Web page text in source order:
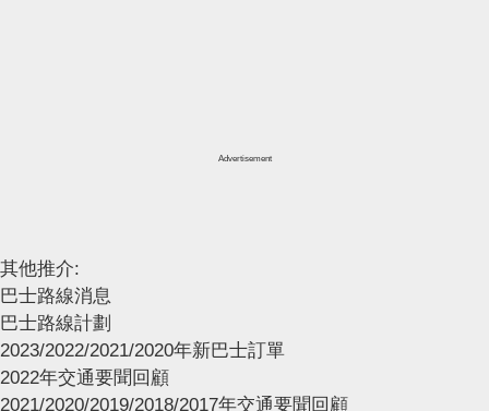
Advertisement
其他推介:
巴士路線消息
巴士路線計劃
2023/2022/2021/2020年新巴士訂單
2022年交通要聞回顧
2021/2020/2019/2018/2017年交通要聞回顧